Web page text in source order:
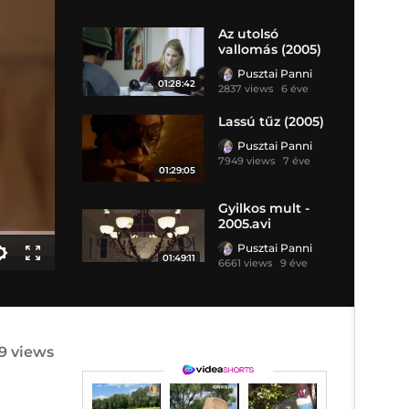
01:28:42
Az utolsó
vallomás (2005)
Pusztai Panni
2837 views 6 éve
01:29:05
Lassú tűz (2005)
Pusztai Panni
7949 views 7 éve
01:49:11
Gyilkos mult -
2005.avi
Pusztai Panni
6661 views 9 éve
views